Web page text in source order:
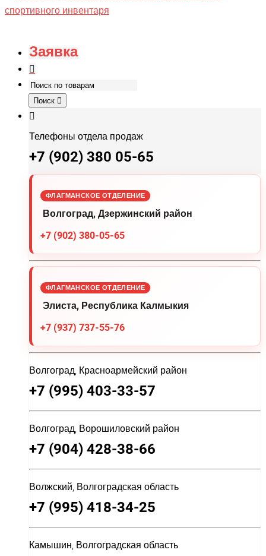
Заявка
Поиск
Телефоны отдела продаж
+7 (902) 380 05-65
ФЛАГМАНСКОЕ ОТДЕЛЕНИЕ
Волгоград, Дзержинский район
+7 (902) 380-05-65
ФЛАГМАНСКОЕ ОТДЕЛЕНИЕ
Элиста, Республика Калмыкия
+7 (937) 737-55-76
Волгоград, Красноармейский район
+7 (995) 403-33-57
Волгоград, Ворошиловский район
+7 (904) 428-38-66
Волжский, Волгоградская область
+7 (995) 418-34-25
Камышин, Волгоградская область